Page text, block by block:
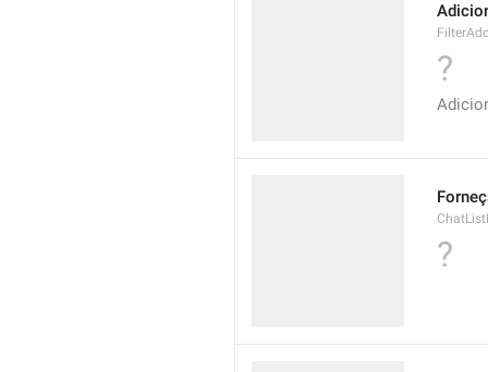
?
?